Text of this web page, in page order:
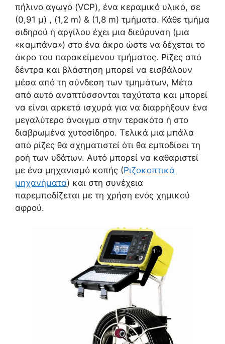
πήλινο αγωγό (VCP), ένα κεραμικό υλικό, σε
(0,91 μ) , (1,2 m) & (1,8 m) τμήματα. Κάθε τμήμα
σιδηρού ή αργίλου έχει μια διεύρυνση (μια
«καμπάνα») στο ένα άκρο ώστε να δέχεται το
άκρο του παρακείμενου τμήματος. Ρίζες από
δέντρα και βλάστηση μπορεί να εισβάλουν
μέσα από τη σύνδεση των τμημάτων, Μέτα
από αυτό αναπτύσσονται ταχύτατα και μπορεί
να είναι αρκετά ισχυρά για να διαρρήξουν ένα
μεγαλύτερο άνοιγμα στην τερακότα ή στο
διαβρωμένα χυτοσίδηρο. Τελικά μια μπάλα
από ρίζες θα σχηματιστεί ότι θα εμποδίσει τη
ροή των υδάτων. Αυτό μπορεί να καθαριστεί
με ένα μηχανισμό κοπής (Ριζοκοπτικά
μηχανήματα) και στη συνέχεια
παρεμποδίζεται με τη χρήση ενός χημικού
αφρού.